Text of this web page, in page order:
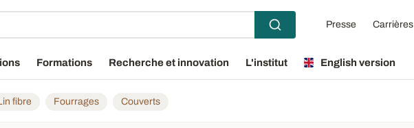
Presse Carrières
Formations Recherche et innovation L'institut English version
fibre Fourrages Couverts